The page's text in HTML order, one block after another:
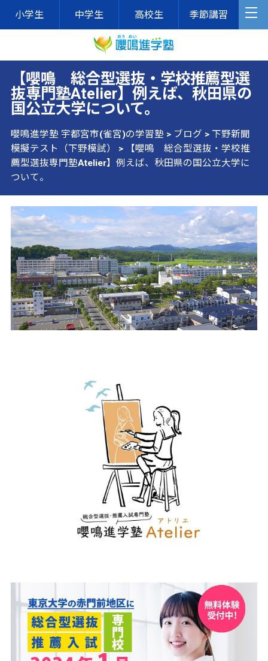
小学生 中学生 高校生 季節講習
【嚶鳴 総合型選抜・学校推薦型選
抜専門塾Atelier】例えば、秋田県の
国公立大学について。
嚶鳴進学塾 宇都宮市(雀宮)の学習塾 > ブログ > 下野新聞
模擬テスト（下野模試）
>
【嚶鳴 総合型選抜・学校推
薦型選抜専門塾Atelier】例えば、秋田県の国公立大学に
ついて。